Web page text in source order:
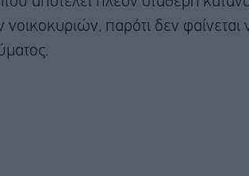
παρότι δεν φαίνεται